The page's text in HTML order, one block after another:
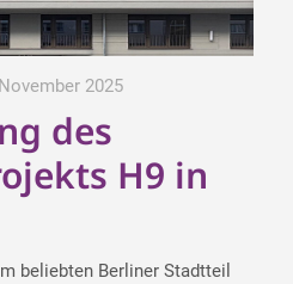
2025
des
H9 in
beliebten Berliner Stadtteil